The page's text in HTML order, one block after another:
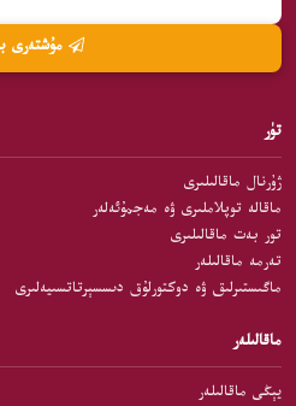
تۈر
ژۇرنال ماقالىلىرى
ماقالە توپلاملىرى ۋە مەجمۇئەلەر
تور بەت ماقالىلىرى
تەرمە ماقالىلەر
ماگىستىرلىق ۋە دوكتورلۇق دىسسېرتاتسىيەلىرى
ماقالىلەر
يېڭى ماقالىلەر